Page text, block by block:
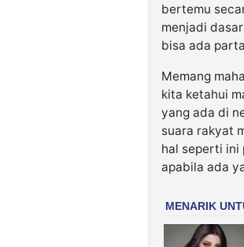
bertemu
menjadi
bisa ada
Memang
kita ketahui
yang ada di
suara rakyat
hal seperti ini
apabila ada